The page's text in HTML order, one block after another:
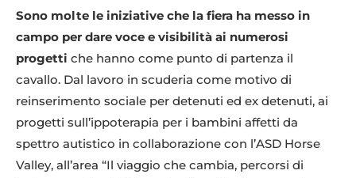
Sono molte le iniziative che la fiera ha messo in
campo per dare voce e visibilità ai numerosi
progetti che hanno come punto di partenza il
cavallo. Dal lavoro in scuderia come motivo di
reinserimento sociale per detenuti ed ex detenuti, ai
progetti sull’ippoterapia per i bambini affetti da
spettro autistico in collaborazione con l’ASD Horse
Valley, all’area “Il viaggio che cambia, percorsi di